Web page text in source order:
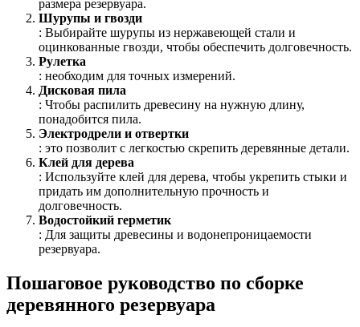
размера резервуара.
Шурупы и гвозди
: Выбирайте шурупы из нержавеющей стали и
оцинкованные гвозди, чтобы обеспечить долговечность.
Рулетка
: необходим для точных измерений.
Дисковая пила
: Чтобы распилить древесину на нужную длину,
понадобится пила.
Электродрели и отвертки
: это позволит с легкостью скрепить деревянные детали.
Клей для дерева
: Используйте клей для дерева, чтобы укрепить стыки и
придать им дополнительную прочность и
долговечность.
Водостойкий герметик
: Для защиты древесины и водонепроницаемости
резервуара.
Пошаговое руководство по сборке
деревянного резервуара